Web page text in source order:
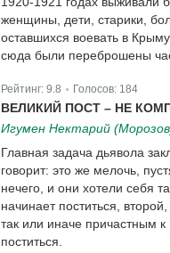
женщины, дети, старики,
оставшихся воевать в
сюда были переброшены
Рейтинг: 9.8 Голосов: 184
ВЕЛИКИЙ ПОСТ – НЕ
Игумен Нектарий
Главная задача дьявола
говорит: это же мелочь,
нечего, и они хотели себя
начинает поститься,
так или иначе причастным
поститься.